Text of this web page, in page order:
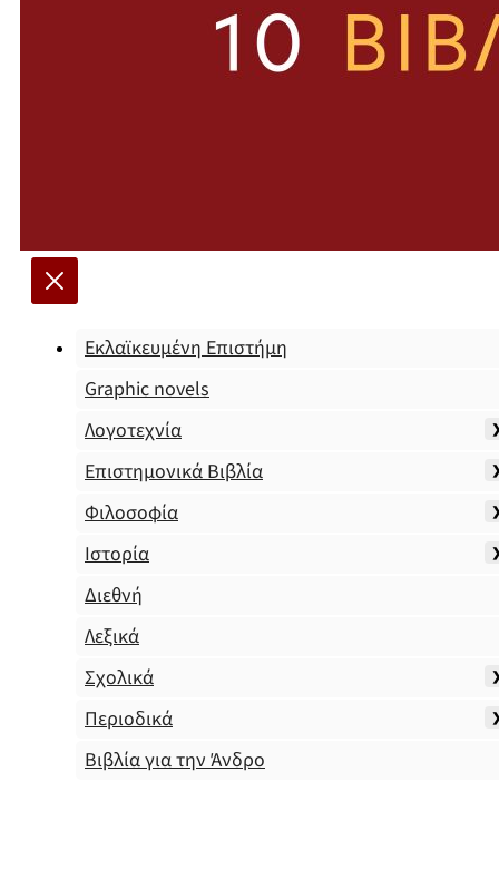
Εκλαϊκευμένη Επιστήμη
Graphic novels
Λογοτεχνία
Επιστημονικά Βιβλία
Φιλοσοφία
Ιστορία
Διεθνή
Λεξικά
Σχολικά
Περιοδικά
Βιβλία για την Άνδρο